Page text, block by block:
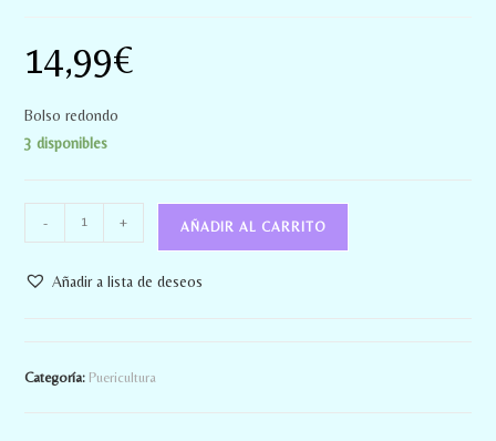
14,99€
Bolso redondo
3 disponibles
- + AÑADIR AL CARRITO
Añadir a lista de deseos
Categoría: Puericultura